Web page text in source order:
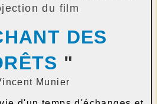
du film
DES
"
Munier